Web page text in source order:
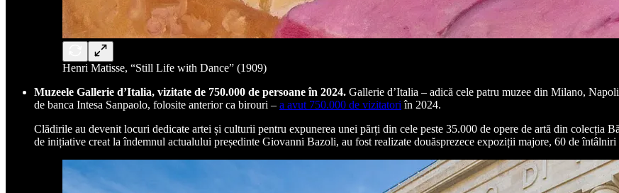
Henri Matisse, “Still Life with Dance” (1909)
Muzeele Gallerie d’Italia, vizitate de 750.000 de persoane în 2024. Gallerie d’Italia – adică cele patru muzee din Milano,
de banca Intesa Sanpaolo, folosite anterior ca birouri – a avut 750.000 de vizitatori în 2024.
Clădirile au devenit locuri dedicate artei și culturii pentru expunerea unei părți din cele peste 35.000 de opere de artă din colecția
de inițiative creat la îndemnul actualului președinte Giovanni Bazoli, au fost realizate douăsprezece expoziții majore, 60 de